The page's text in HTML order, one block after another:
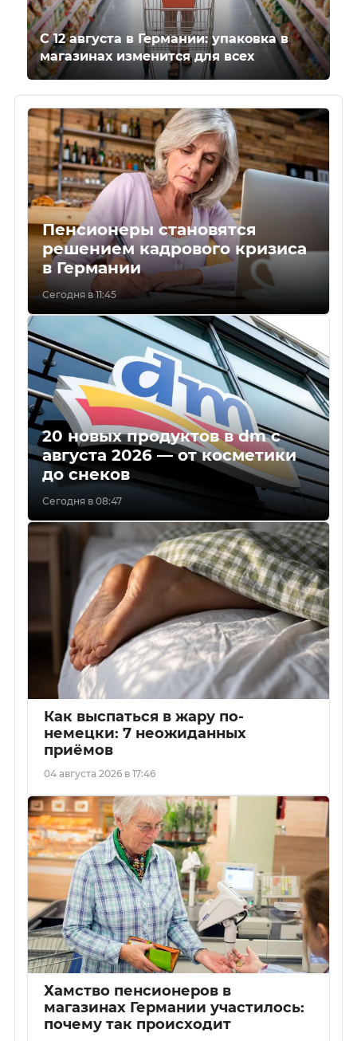
С 12 августа в Германии: упаковка в
магазинах изменится для всех
Пенсионеры становятся
решением кадрового кризиса
в Германии
Сегодня в 11:45
20 новых продуктов в dm с
августа 2026 — от косметики
до снеков
Сегодня в 08:47
Как выспаться в жару по-
немецки: 7 неожиданных
приёмов
04 августа 2026 в 17:46
Хамство пенсионеров в
магазинах Германии участилось:
почему так происходит